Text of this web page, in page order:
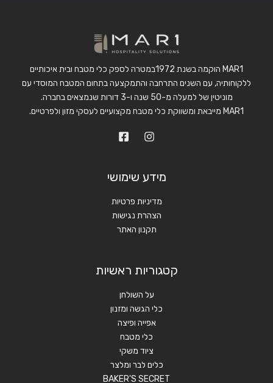
MAR1 הוקמה בשנת 1972במטרה לספק כלי מטבח ובית איכותיים
ללקוחותיה, עם השנים התרחבה והתמקצעה בתחום המטבח המוסדי עם
מוניטין של למעלה מ-50 שנה ו-3 דורות שנמצאים בחברה.
MAR1 מייבאת ומשווקת כלי מטבח מקצועיים לעסקי מזון ולפרטיים.
מידע שימושי
מדיניות פרטיות
הצהרת נגישות
תקנון האתר
קטגוריות ראשיות
על השולחן
כלי הגשה ומזנון
אפייה ופיצה
כלי מטבח
ציוד משקי
כלים לבר ומלצר
BAKER'S SECRET